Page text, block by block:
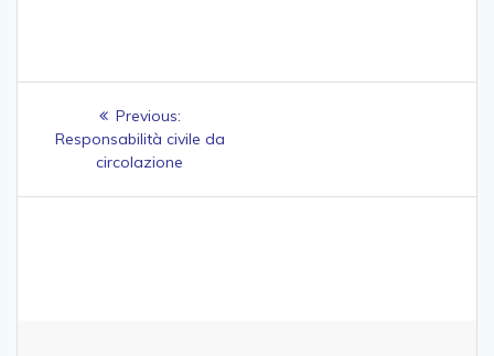
Navigazione
articoli
Previous:Previous
post:
Responsabilità civile da
circolazione